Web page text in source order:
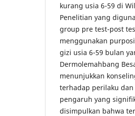
kurang usia 6-59 di
Penelitian yang
group pre test-post
menggunakan
gizi usia 6-59 bulan
Dermolemahbang
menunjukkan
terhadap perilaku
pengaruh yang
disimpulkan bahwa